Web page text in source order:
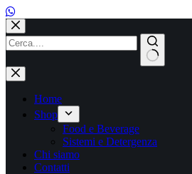
al
contenuto
Nessun
risultato
Home
Shop
Food e Beverage
Sistemi e Detergenza
Chi siamo
Contatti